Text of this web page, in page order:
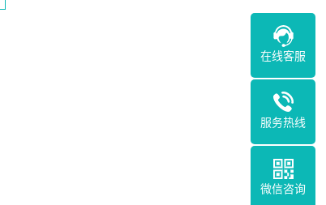
在线客服
服务热线
微信咨询